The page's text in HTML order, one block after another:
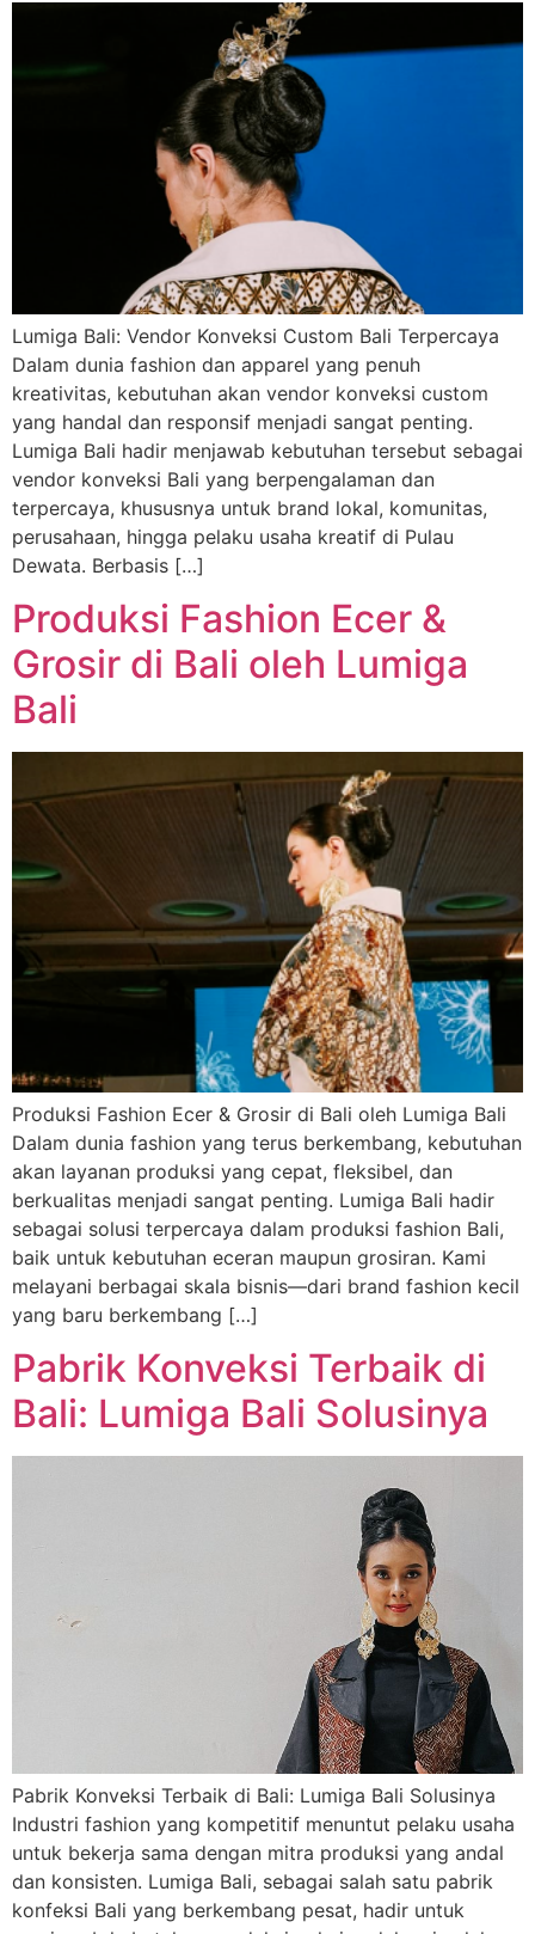
Lumiga Bali: Vendor Konveksi Custom Bali Terpercaya
Dalam dunia fashion dan apparel yang penuh
kreativitas, kebutuhan akan vendor konveksi custom
yang handal dan responsif menjadi sangat penting.
Lumiga Bali hadir menjawab kebutuhan tersebut sebagai
vendor konveksi Bali yang berpengalaman dan
terpercaya, khususnya untuk brand lokal, komunitas,
perusahaan, hingga pelaku usaha kreatif di Pulau
Dewata. Berbasis […]
Produksi Fashion Ecer &
Grosir di Bali oleh Lumiga
Bali
Produksi Fashion Ecer & Grosir di Bali oleh Lumiga Bali
Dalam dunia fashion yang terus berkembang, kebutuhan
akan layanan produksi yang cepat, fleksibel, dan
berkualitas menjadi sangat penting. Lumiga Bali hadir
sebagai solusi terpercaya dalam produksi fashion Bali,
baik untuk kebutuhan eceran maupun grosiran. Kami
melayani berbagai skala bisnis—dari brand fashion kecil
yang baru berkembang […]
Pabrik Konveksi Terbaik di
Bali: Lumiga Bali Solusinya
Pabrik Konveksi Terbaik di Bali: Lumiga Bali Solusinya
Industri fashion yang kompetitif menuntut pelaku usaha
untuk bekerja sama dengan mitra produksi yang andal
dan konsisten. Lumiga Bali, sebagai salah satu pabrik
konfeksi Bali yang berkembang pesat, hadir untuk